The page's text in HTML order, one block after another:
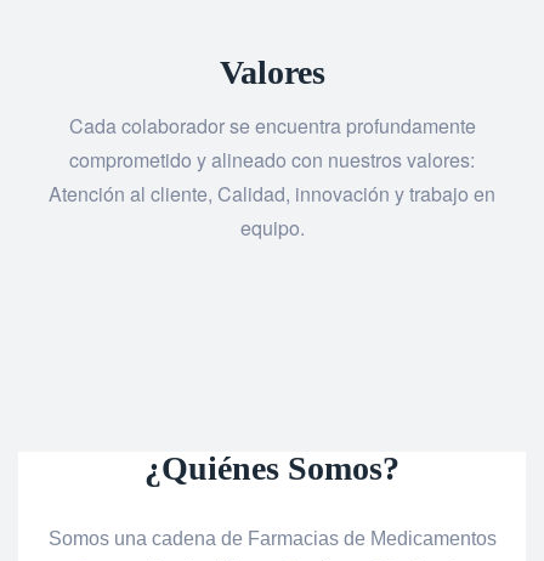
Valores
Cada colaborador se encuentra profundamente
comprometido y alineado con nuestros valores:
Atención al cliente, Calidad, innovación y trabajo en
equipo.
¿Quiénes Somos?
Somos una cadena de Farmacias de Medicamentos